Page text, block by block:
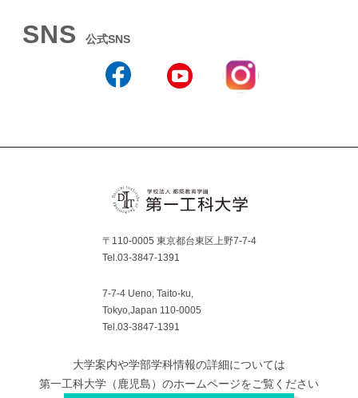
SNS 公式SNS
〒110-0005 東京都台東区上野7-7-4
Tel.03-3847-1391
7-7-4 Ueno, Taito-ku,
Tokyo,Japan 110-0005
Tel.03-3847-1391
大学案内や学部学科情報の詳細については
第一工科大学（鹿児島）のホームページをご覧ください